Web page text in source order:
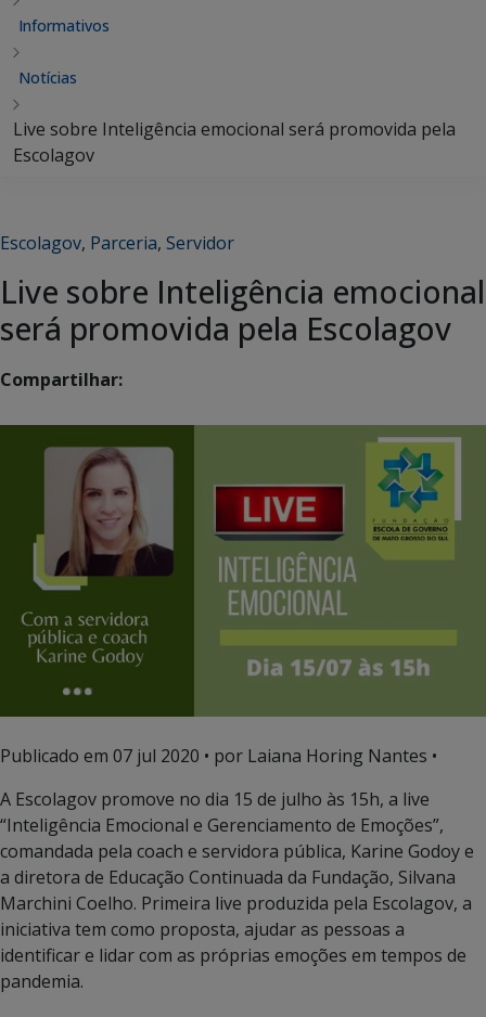
Informativos
Notícias
Live sobre Inteligência emocional será promovida pela
Escolagov
Escolagov, Parceria, Servidor
Live sobre Inteligência emocional
será promovida pela Escolagov
Compartilhar:
Publicado em 07 jul 2020 • por Laiana Horing Nantes •
A Escolagov promove no dia 15 de julho às 15h, a live
“Inteligência Emocional e Gerenciamento de Emoções”,
comandada pela coach e servidora pública, Karine Godoy e
a diretora de Educação Continuada da Fundação, Silvana
Marchini Coelho. Primeira live produzida pela Escolagov, a
iniciativa tem como proposta, ajudar as pessoas a
identificar e lidar com as próprias emoções em tempos de
pandemia.